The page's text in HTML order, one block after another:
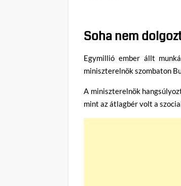
Soha nem
Egymillió ember állt
miniszterelnök szombaton
A miniszterelnök
mint az átlagbér volt a